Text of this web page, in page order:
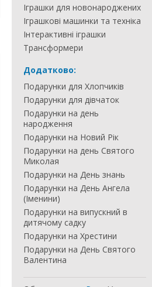
Іграшки для новонароджених
Іграшкові машинки та техніка
Інтерактивні іграшки
Трансформери
Додатково:
Подарунки для Хлопчиків
Подарунки для дівчаток
Подарунки на день
народження
Подарунки на Новий Рік
Подарунки на день Святого
Миколая
Подарунки на День знань
Подарунки на День Ангела
(Іменини)
Подарунки на випускний в
дитячому садку
Подарунки на Хрестини
Подарунки на День Святого
Валентина